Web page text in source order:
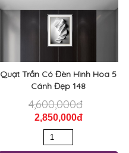
Quạt Trần Có Đèn Hình Hoa 5
Cánh Đẹp 148
4,600,000đ
2,850,000đ